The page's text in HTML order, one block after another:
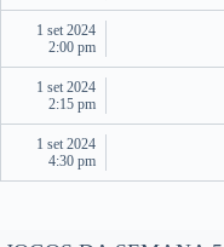
1 set 2024
2:00 pm
1 set 2024
2:15 pm
1 set 2024
4:30 pm